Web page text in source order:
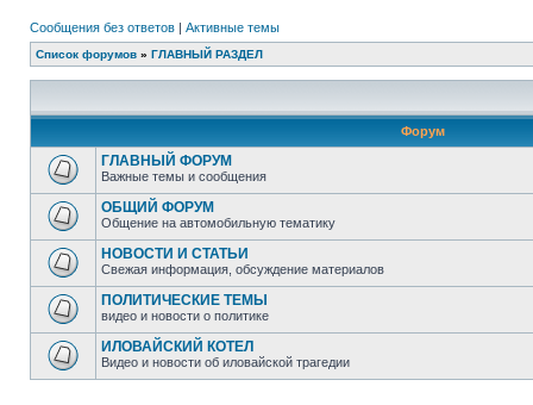
Сообщения без ответов | Активные темы
Список форумов » ГЛАВНЫЙ РАЗДЕЛ
Форум
ГЛАВНЫЙ ФОРУМ
Важные темы и сообщения
ОБЩИЙ ФОРУМ
Общение на автомобильную тематику
НОВОСТИ И СТАТЬИ
Свежая информация, обсуждение материалов
ПОЛИТИЧЕСКИЕ ТЕМЫ
видео и новости о политике
ИЛОВАЙСКИЙ КОТЕЛ
Видео и новости об иловайской трагедии